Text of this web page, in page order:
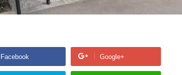
Facebook Google+